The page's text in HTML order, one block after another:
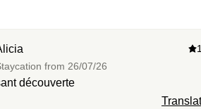
from 26/07/26
découverte